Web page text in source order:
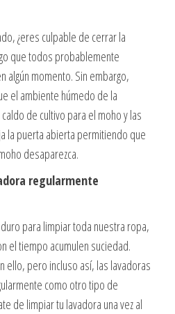
¿eres culpable de cerrar la
que todos probablemente
algún momento. Sin embargo,
el ambiente húmedo de la
de cultivo para el moho y las
la puerta abierta permitiendo que
desaparezca.
regularmente
para limpiar toda nuestra ropa,
el tiempo acumulen suciedad.
ello, pero incluso así, las lavadoras
como otro tipo de
de limpiar tu lavadora una vez al